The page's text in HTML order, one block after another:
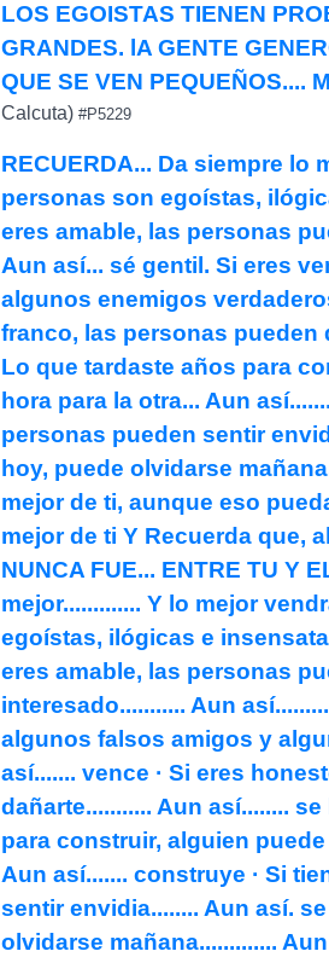
LOS EGOISTAS TIENEN
GRANDES. lA GENTE
QUE SE VEN PEQUEÑOS....
Calcuta) #P5229
RECUERDA... Da siempre lo
personas son egoístas,
eres amable, las personas
Aun así... sé gentil. Si eres
algunos enemigos
franco, las personas pueden
Lo que tardaste años para
hora para la otra... Aun
personas pueden sentir
hoy, puede olvidarse
mejor de ti, aunque eso
mejor de ti Y Recuerda que,
NUNCA FUE... ENTRE TU Y
mejor............. Y lo mejor
egoístas, ilógicas e
eres amable, las personas
interesado........... Aun
algunos falsos amigos y
así....... vence · Si eres
dañarte........... Aun así........
para construir, alguien
Aun así....... construye · Si
sentir envidia........ Aun así.
olvidarse mañana.............